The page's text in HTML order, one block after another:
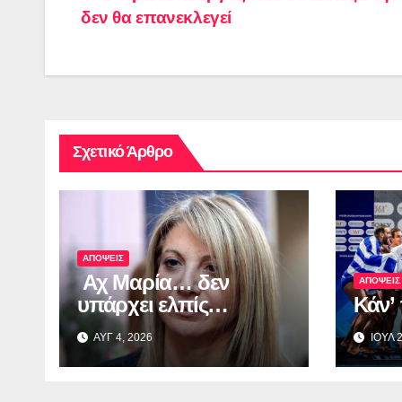
δεν θα επανεκλεγεί
Σχετικό Άρθρο
ΑΠΟΨΕΙΣ
Αχ Μαρία… δεν
υπάρχει ελπίς…
ΑΥΓ 4, 2026
ΑΠΟΨΕΙΣ
ΙΟΥΛ